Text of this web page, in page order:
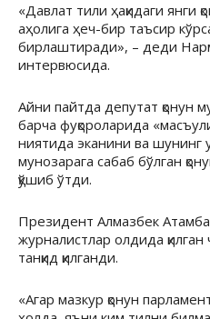
«Давлат тили ҳақидаги янги
аҳолига ҳеч-бир таъсир
бирлаштиради», – деди
интервюсида.
Айни пайтда депутат қонун
барча фуқороларида
ниятида эканини ва шунинг
мунозарага сабаб бўлган
қўшиб ўтди.
Президент Алмазбек
журналистлар олдида қилган
танқид қилганди.
«Агар мазкур қонун